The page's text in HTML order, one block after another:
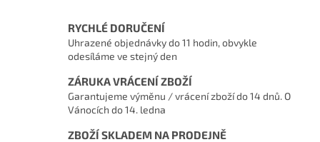
RYCHLÉ DORUČENÍ
Uhrazené objednávky do 11 hodin, obvykle
odesíláme ve stejný den
ZÁRUKA VRÁCENÍ ZBOŽÍ
Garantujeme výměnu / vrácení zboží do 14 dnů. O
Vánocích do 14. ledna
ZBOŽÍ SKLADEM NA PRODEJNĚ